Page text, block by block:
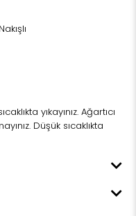
yıkayınız. Ağartıcı
Düşük sıcaklıkta